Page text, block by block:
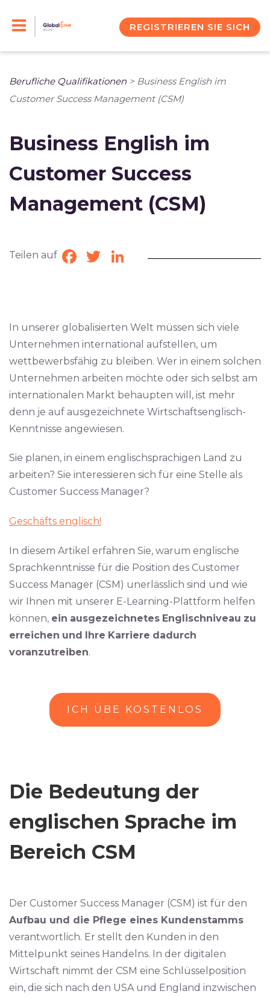
REGISTRIEREN SIE SICH
Berufliche Qualifikationen > Business English im
Customer Success Management (CSM)
Business English im
Customer Success
Management (CSM)
Teilen auf Facebook
TwitterLinkedIn
In unserer globalisierten Welt müssen sich viele
Unternehmen international aufstellen, um
wettbewerbsfähig zu bleiben. Wer in einem solchen
Unternehmen arbeiten möchte oder sich selbst am
internationalen Markt behaupten will, ist mehr
denn je auf ausgezeichnete Wirtschaftsenglisch-
Kenntnisse angewiesen.
Sie planen, in einem englischsprachigen Land zu
arbeiten? Sie interessieren sich für eine Stelle als
Customer Success Manager?
Geschäfts englisch!
In diesem Artikel erfahren Sie, warum englische
Sprachkenntnisse für die Position des Customer
Success Manager (CSM) unerlässlich sind und wie
wir Ihnen mit unserer E-Learning-Plattform helfen
können, ein ausgezeichnetes Englischniveau zu
erreichen und Ihre Karriere dadurch
voranzutreiben.
ICH ÜBE KOSTENLOS
Die Bedeutung der
englischen Sprache im
Bereich CSM
Der Customer Success Manager (CSM) ist für den
Aufbau und die Pflege eines Kundenstamms
verantwortlich. Er stellt den Kunden in den
Mittelpunkt seines Handelns. In der digitalen
Wirtschaft nimmt der CSM eine Schlüsselposition
ein, die sich nach den USA und England inzwischen